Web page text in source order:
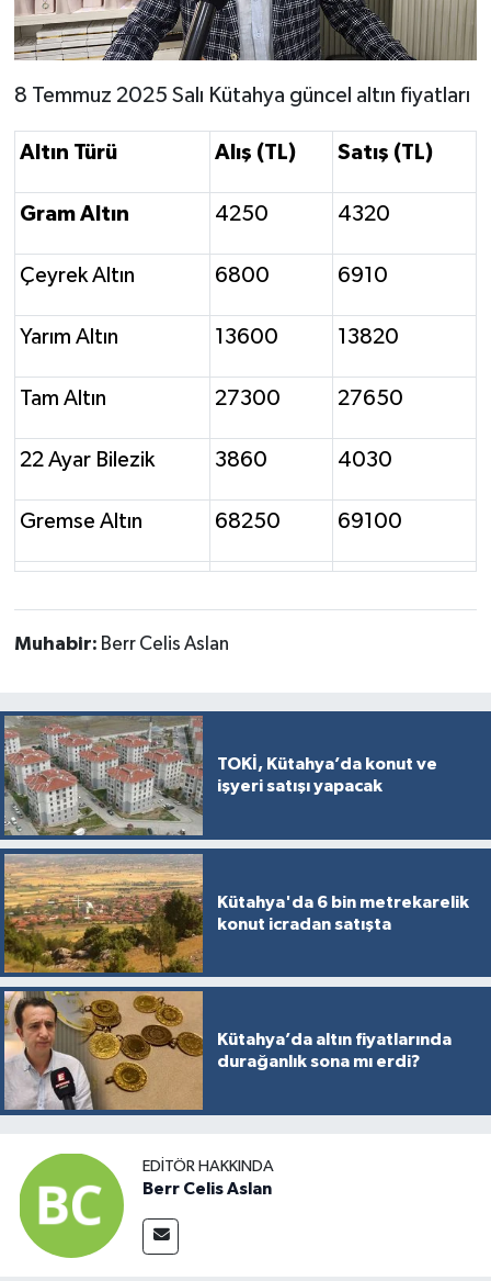
8 Temmuz 2025 Salı Kütahya güncel altın fiyatları
Altın Türü Alış (TL) Satış (TL)
Gram Altın 4250 4320
Çeyrek Altın 6800 6910
Yarım Altın 13600 13820
Tam Altın 27300 27650
22 Ayar Bilezik 3860 4030
Gremse Altın 68250 69100
Muhabir: Berr Celis Aslan
TOKİ, Kütahya’da konut ve
işyeri satışı yapacak
Kütahya'da 6 bin metrekarelik
konut icradan satışta
Kütahya’da altın fiyatlarında
durağanlık sona mı erdi?
EDITÖR HAKKINDA
Berr Celis Aslan
Simav
Siyaset
Spor
Tavşanlı
Teknoloji
Türkiye
Video Galeri